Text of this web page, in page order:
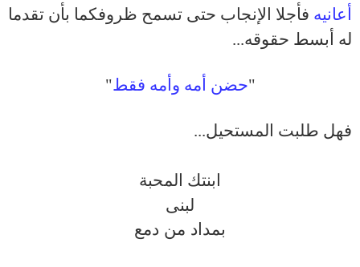
أعانيه فأجلا الإنجاب حتى تسمح ظروفكما بأن تقدما
له أبسط حقوقه...
"حضن أمه وأمه فقط"
فهل طلبت المستحيل...
ابنتك المحبة
لبنى
بمداد من دمع